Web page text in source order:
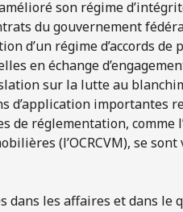
son régime
du gouvernement
d’un régime d’accords
en échange
sur la lutte au
d’application importantes
de réglementation, comme
(l’OCRCVM), se
dans les affaires et dans le